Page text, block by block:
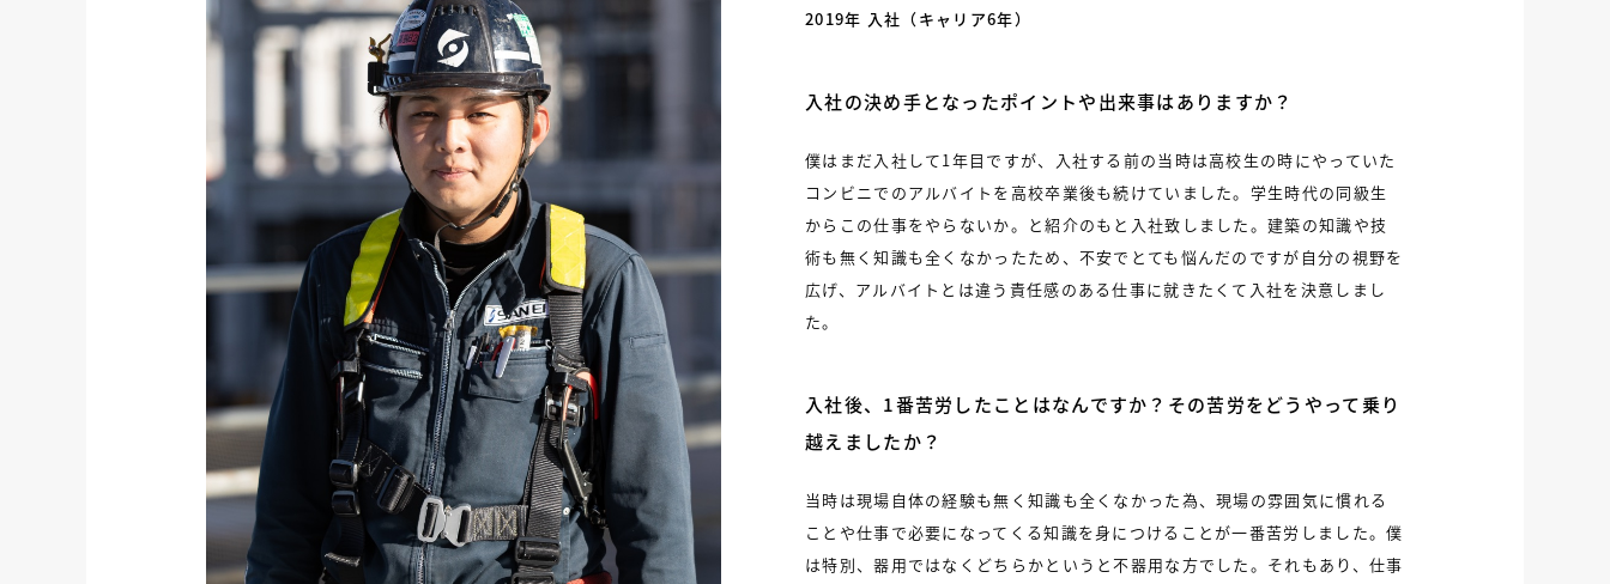
2019年 入社（キャリア6年）
入社の決め手となったポイントや出来事はありますか？
僕はまだ入社して1年目ですが、入社する前の当時は高校生の時にやっていた
コンビニでのアルバイトを高校卒業後も続けていました。学生時代の同級生
からこの仕事をやらないか。と紹介のもと入社致しました。建築の知識や技
術も無く知識も全くなかったため、不安でとても悩んだのですが自分の視野を
広げ、アルバイトとは違う責任感のある仕事に就きたくて入社を決意しまし
た。
入社後、1番苦労したことはなんですか？その苦労をどうやって乗り
越えましたか？
当時は現場自体の経験も無く知識も全くなかった為、現場の雰囲気に慣れる
ことや仕事で必要になってくる知識を身につけることが一番苦労しました。僕
は特別、器用ではなくどちらかというと不器用な方でした。それもあり、仕事